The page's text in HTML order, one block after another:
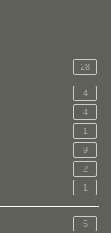
28
4
4
1
9
2
1
5